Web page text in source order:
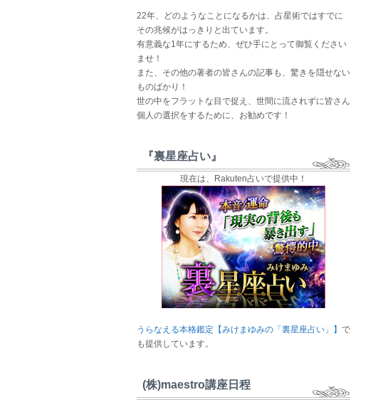
22年、どのようなことになるかは、占星術ではすでに
その兆候がはっきりと出ています。
有意義な1年にするため、ぜひ手にとって御覧ください
ませ！
また、その他の著者の皆さんの記事も、驚きを隠せない
ものばかり！
世の中をフラットな目で捉え、世間に流されずに皆さん
個人の選択をするために、お勧めです！
『裏星座占い』
現在は、Rakuten占いで提供中！
うらなえる本格鑑定【みけまゆみの「裏星座占い」】 で
も提供しています。
(株)maestro講座日程